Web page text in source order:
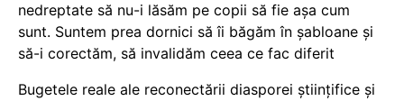
nedreptate să nu-i lăsăm pe copii să fie așa cum
sunt. Suntem prea dornici să îi băgăm în șabloane și
să-i corectăm, să invalidăm ceea ce fac diferit
Bugetele reale ale reconectării diasporei științifice și